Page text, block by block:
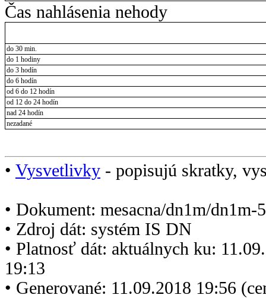
Čas nahlásenia nehody
do 30 min.
do 1 hodiny
do 3 hodín
do 6 hodín
od 6 do 12 hodín
od 12 do 24 hodín
nad 24 hodín
nezadané
• Vysvetlivky - popisujú skratky,
• Dokument: mesacna/dn1m/dn1m-
• Zdroj dát: systém IS DN
• Platnosť dát: aktuálnych ku:
19:13
• Generované: 11.09.2018 19:56